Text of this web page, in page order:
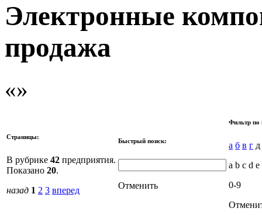
Электронные
продажа
Страницы:
В рубрике 42 предприятия.
Показано 20.
назад 1 2 3 вперед
Быстрый поиск:
Отменить
Фильтр по
а б в г д
a b c d
0-9